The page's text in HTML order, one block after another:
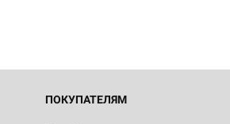
ПОКУПАТЕЛЯМ